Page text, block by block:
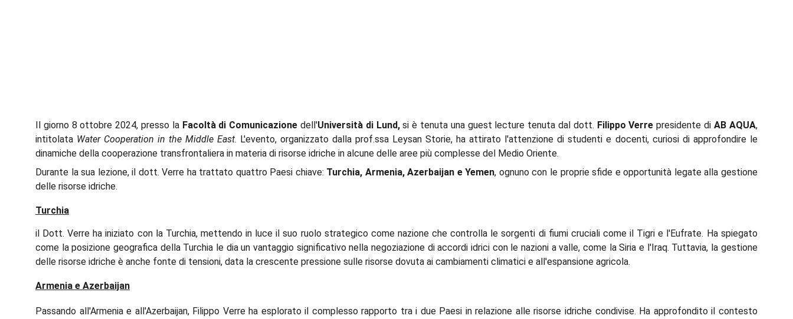
Il giorno 8 ottobre 2024, presso la Facoltà di Comunicazione dell'Università di Lund,si è tenuta una guest lecture tenuta dal dott. Filippo Verre presidente di AB AQUA,
intitolata Water Cooperation in the Middle East. L'evento, organizzato dalla prof.ssa Leysan Storie, ha attirato l'attenzione di studenti e docenti, curiosi di approfondire le
dinamiche della cooperazione transfrontaliera in materia di risorse idriche in alcune delle aree più complesse del Medio Oriente.
Durante la sua lezione, il dott. Verre ha trattato quattro Paesi chiave: Turchia, Armenia, Azerbaijan e Yemen, ognuno con le proprie sfide e opportunità legate alla gestione
delle risorse idriche.
Turchia
il Dott. Verre ha iniziato con la Turchia, mettendo in luce il suo ruolo strategico come nazione che controlla le sorgenti di fiumi cruciali come il Tigri e l'Eufrate. Ha spiegato
come la posizione geografica della Turchia le dia un vantaggio significativo nella negoziazione di accordi idrici con le nazioni a valle, come la Siria e l'Iraq. Tuttavia, la gestione
delle risorse idriche è anche fonte di tensioni, data la crescente pressione sulle risorse dovuta ai cambiamenti climatici e all'espansione agricola.
Armenia e Azerbaijan
Passando all'Armenia e all'Azerbaijan, Filippo Verre ha esplorato il complesso rapporto tra i due Paesi in relazione alle risorse idriche condivise. Ha approfondito il contesto